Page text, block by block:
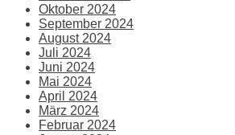
Oktober 2024
September 2024
August 2024
Juli 2024
Juni 2024
Mai 2024
April 2024
März 2024
Februar 2024